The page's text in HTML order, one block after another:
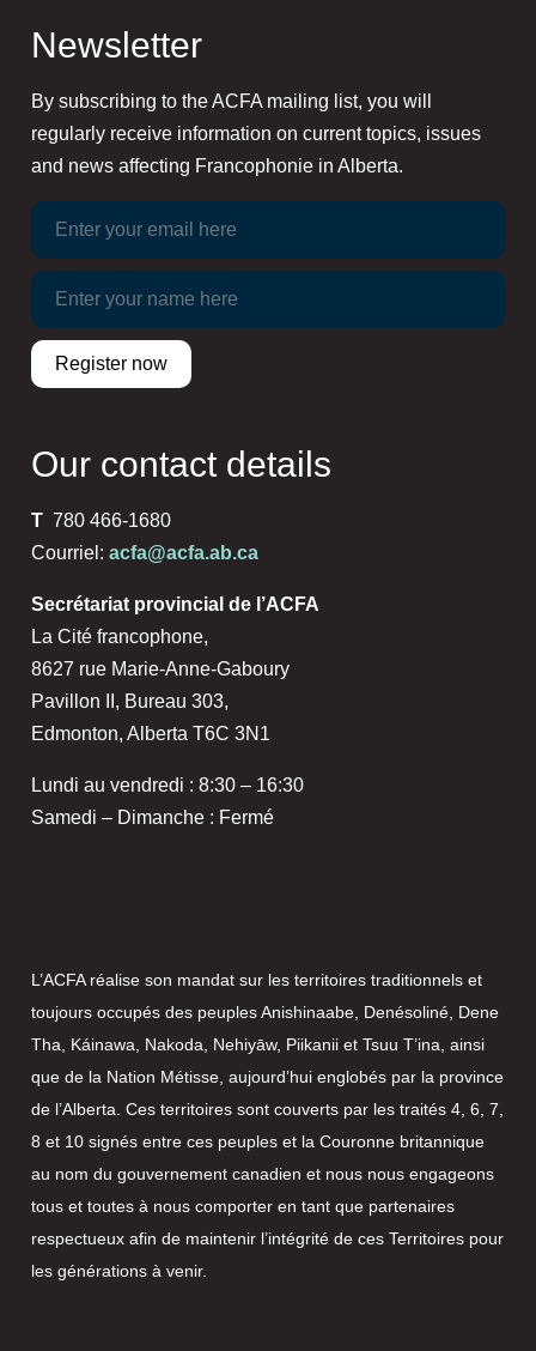
Newsletter
By subscribing to the ACFA mailing list, you will
regularly receive information on current topics, issues
and news affecting Francophonie in Alberta.
Our contact details
T 780 466-1680
Courriel: acfa@acfa.ab.ca
Secrétariat provincial de l’ACFA
La Cité francophone,
8627 rue Marie-Anne-Gaboury
Pavillon II, Bureau 303,
Edmonton, Alberta T6C 3N1
Lundi au vendredi : 8:30 – 16:30
Samedi – Dimanche : Fermé
L’ACFA réalise son mandat sur les territoires traditionnels et
toujours occupés des peuples Anishinaabe, Denésoliné, Dene
Tha, Káinawa, Nakoda, Nehiyāw, Piikanii et Tsuu T’ina, ainsi
que de la Nation Métisse, aujourd’hui englobés par la province
de l’Alberta. Ces territoires sont couverts par les traités 4, 6, 7,
8 et 10 signés entre ces peuples et la Couronne britannique
au nom du gouvernement canadien et nous nous engageons
tous et toutes à nous comporter en tant que partenaires
respectueux afin de maintenir l’intégrité de ces Territoires pour
les générations à venir.